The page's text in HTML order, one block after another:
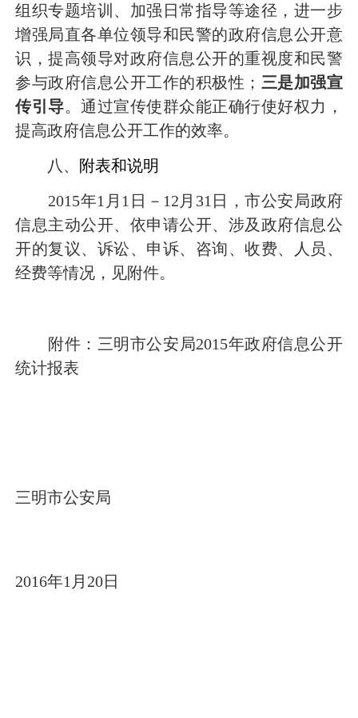
组织专题培训、加强日常指导等途径，进一步
增强局直各单位领导和民警的政府信息公开意
识，提高领导对政府信息公开的重视度和民警
参与政府信息公开工作的积极性； 三是加强宣
传引导。通过宣传使群众能正确行使好权力，
提高政府信息公开工作的效率。
八、 附表和说明
2015年1 月 1 日 － 12 月 31 日
，市公安局政府
信息主动公开、依申请公开、涉及政府信息公
开的复议、诉讼、申诉、咨询、收费、人员、
经费等情况，见附件。
附件：三明市公安局2015年政府信息公开
统计报表
三明市公安局
2016年1 月 20日